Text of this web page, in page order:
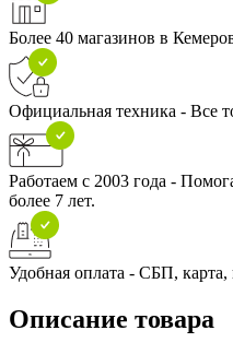
Более 40 магазинов в
Официальная техника - Все
Работаем с 2003 года -
более 7 лет.
Удобная оплата - СБП,
Описание товара